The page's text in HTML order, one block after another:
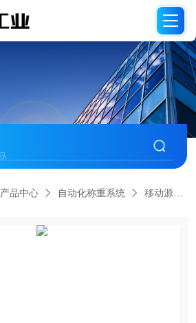
产品中心 自动化称重系统 移动源管理系统